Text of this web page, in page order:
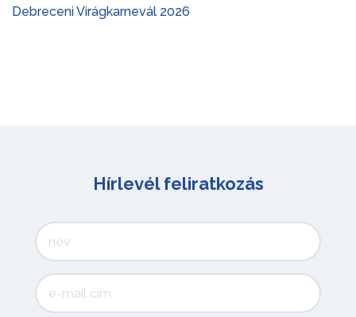
Debreceni Virágkarnevál 2026
Hírlevél feliratkozás